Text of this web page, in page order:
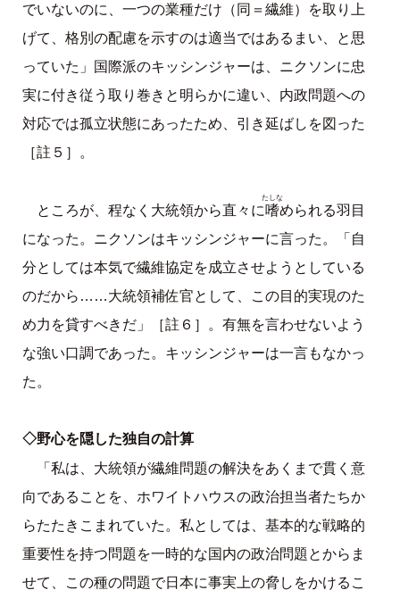
でいないのに、一つの業種だけ（同＝繊維）を取り上
げて、格別の配慮を示すのは適当ではあるまい、と思
っていた」国際派のキッシンジャーは、ニクソンに忠
実に付き従う取り巻きと明らかに違い、内政問題への
対応では孤立状態にあったため、引き延ばしを図った
［註５］。
ところが、程なく大統領から直々に嗜
たしな
められる羽目
になった。ニクソンはキッシンジャーに言った。「自
分としては本気で繊維協定を成立させようとしている
のだから……大統領補佐官として、この目的実現のた
め力を貸すべきだ」［註６］。有無を言わせないよう
な強い口調であった。キッシンジャーは一言もなかっ
た。
◇野心を隠した独自の計算
「私は、大統領が繊維問題の解決をあくまで貫く意
向であることを、ホワイトハウスの政治担当者たちか
らたたきこまれていた。私としては、基本的な戦略的
重要性を持つ問題を一時的な国内の政治問題とからま
せて、この種の問題で日本に事実上の脅しをかけるこ